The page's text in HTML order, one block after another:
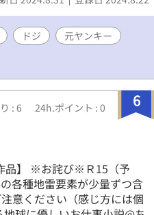
元ヤンだとバラされ、丈一
はいつしか恋をしていた。
ります。 第4話 クールな
転手をしている弘貫は、そ
分には無縁だと思っていた
が揺らぐ。やがてその気持
ドジ
元ヤンキー
6
: 6 24h.ポイント : 0
品】 ※お詫び※Ｒ15（予
各種地雷要素が少量ずつ含
意ください（感じ方には個